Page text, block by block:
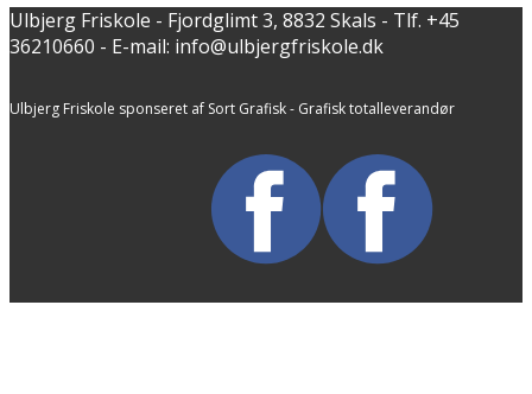
Ulbjerg Friskole - Fjordglimt 3, 8832 Skals - Tlf. +45 ​
36210660 - E-mail: info@ulbjergfriskole.dk
Ulbjerg Friskole sponseret af ​Sort Grafisk - Grafisk totalleverandør